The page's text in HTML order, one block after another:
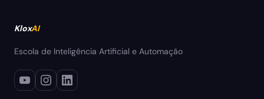
KloxAI
Escola de Inteligência Artificial e Automação